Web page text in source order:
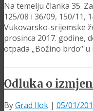
Na temelju članka 35.
125/08 i 36/09, 150/11,
Vukovarsko-srijemske
prosinca 2017. godine,
otpada „Božino brdo“
Odluka o
ByGrad Ilok | 05/01/